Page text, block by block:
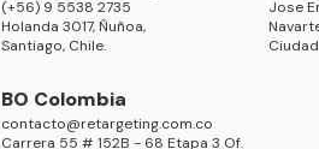
(+56) 9 5538 2735
Holanda 3017, Ñuñoa,
Santiago, Chile.
BO Colombia
contacto@retargeting.com.co
Carrera 55 # 152B - 68 Etapa 3 Of.
Jose